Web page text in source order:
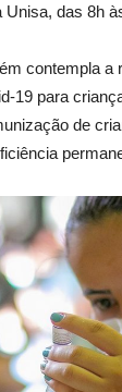
Unisa, das 8h
contempla a
19 para
de